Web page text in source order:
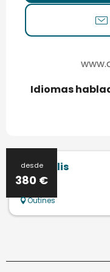
Idiomas
Idiomas
desde
380 €
Le Courlis
Outines